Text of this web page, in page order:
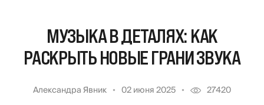
МУЗЫКА В ДЕТАЛЯХ: КАК
РАСКРЫТЬ НОВЫЕ ГРАНИ ЗВУКА
Александра Явник 02 июня 2025 27420